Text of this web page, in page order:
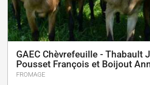
GAEC Chèvrefeuille - Thabault
Pousset François et Boijout
FROMAGE